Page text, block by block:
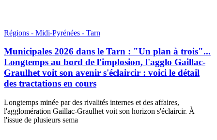
Régions - Midi-Pyrénées - Tarn
Municipales 2026 dans le Tarn : "Un plan à trois"...
Longtemps au bord de l'implosion, l'agglo Gaillac-
Graulhet voit son avenir s'éclaircir : voici le détail
des tractations en cours
Longtemps minée par des rivalités internes et des affaires,
l'agglomération Gaillac-Graulhet voit son horizon s'éclaircir. À
l'issue de plusieurs sema